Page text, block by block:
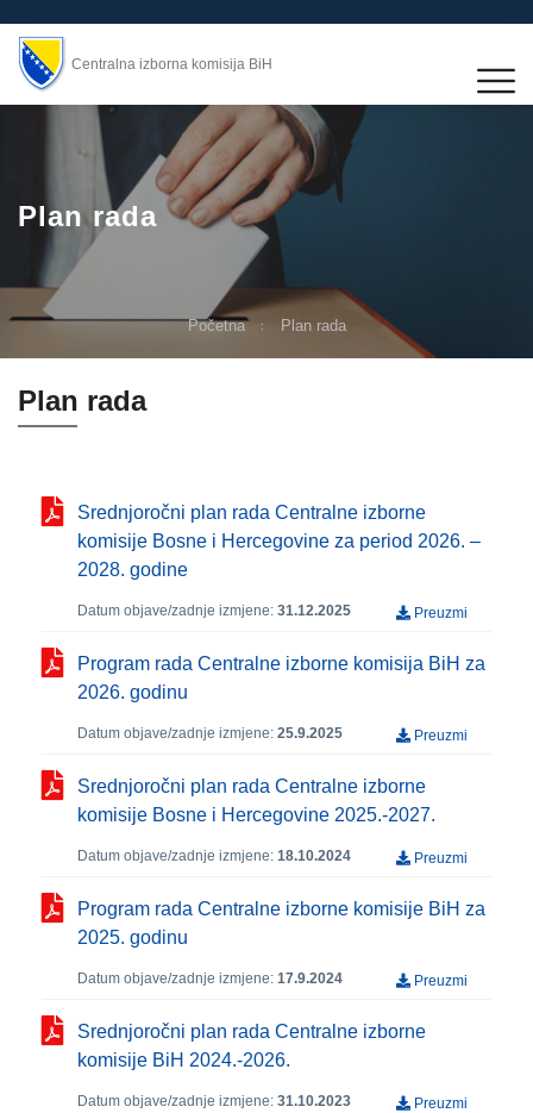
Centralna izborna komisija BiH
Plan rada
Početna Plan rada
Plan rada
Srednjoročni plan rada Centralne izborne
komisije Bosne i Hercegovine za period 2026. –
2028. godine
Datum objave/zadnje izmjene: 31.12.2025 Preuzmi
Program rada Centralne izborne komisija BiH za
2026. godinu
Datum objave/zadnje izmjene: 25.9.2025 Preuzmi
Srednjoročni plan rada Centralne izborne
komisije Bosne i Hercegovine 2025.-2027.
Datum objave/zadnje izmjene: 18.10.2024 Preuzmi
Program rada Centralne izborne komisije BiH za
2025. godinu
Datum objave/zadnje izmjene: 17.9.2024 Preuzmi
Srednjoročni plan rada Centralne izborne
komisije BiH 2024.-2026.
Datum objave/zadnje izmjene: 31.10.2023 Preuzmi